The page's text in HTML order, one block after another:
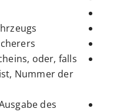
oder, falls
Nummer der
des